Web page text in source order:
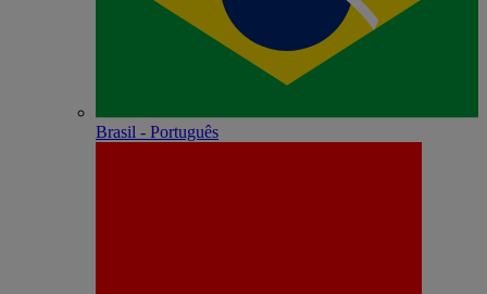
Brasil - Português